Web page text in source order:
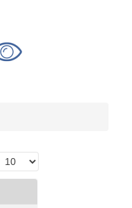
Кол-во строк: